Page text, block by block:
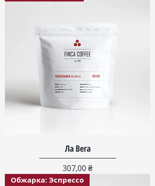
Ла Вега
Цена
307,00 ₴
Обжарка: Эспрессо